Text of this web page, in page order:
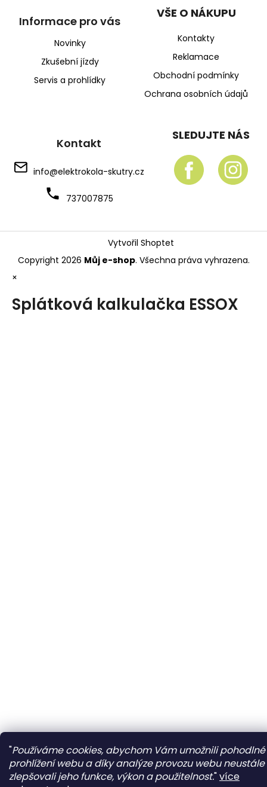
"Používáme cookies, abychom Vám umožnili pohodlné
prohlížení webu a díky analýze provozu webu neustále
zlepšovali jeho funkce, výkon a použitelnost."více
Informace pro vás
Novinky
Zkušební jízdy
Servis a prohlídky
VŠE O NÁKUPU
Kontakty
Reklamace
Obchodní podmínky
Ochrana osobních údajů
Kontakt
info@elektrokola-skutry.cz
737007875
SLEDUJTE NÁS
Vytvořil Shoptet
Copyright 2026 Můj e-shop. Všechna práva vyhrazena.
×
Splátková kalkulačka ESSOX